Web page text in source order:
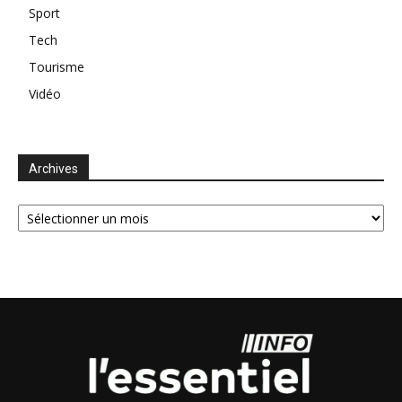
Sport
Tech
Tourisme
Vidéo
Archives
Archives